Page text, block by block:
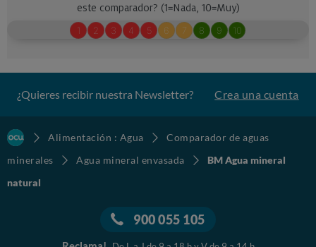
¿Quieres recibir nuestra Newsletter? Crea una cuenta
Alimentación : Agua
Comparador de aguas
minerales
Agua mineral envasada
BM Agua mineral
natural
900 055 105